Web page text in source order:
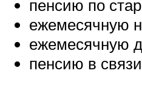
пенсию по
ежемесячную
ежемесячную
пенсию в